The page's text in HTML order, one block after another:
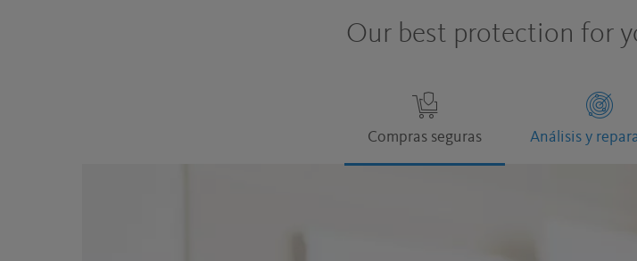
Our best protection for
Compras seguras Análisis y